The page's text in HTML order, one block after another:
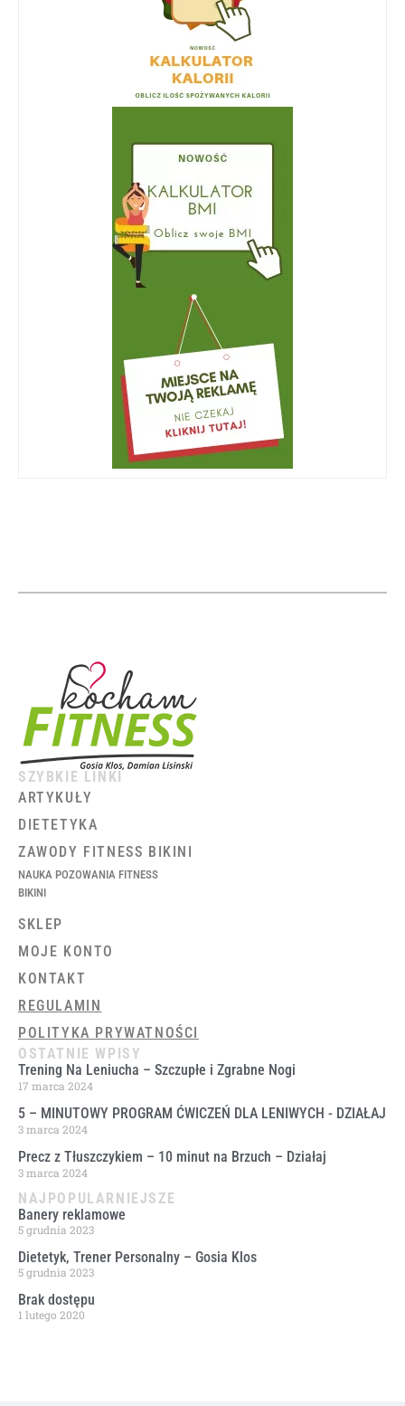
SZYBKIE LINKI
ARTYKUŁY
DIETETYKA
ZAWODY FITNESS BIKINI
NAUKA POZOWANIA FITNESS
BIKINI
SKLEP
MOJE KONTO
KONTAKT
REGULAMIN
POLITYKA PRYWATNOŚCI
OSTATNIE WPISY
Trening Na Leniucha – Szczupłe i Zgrabne Nogi
17 marca 2024
5 – MINUTOWY PROGRAM ĆWICZEŃ DLA LENIWYCH ​- DZIAŁAJ
3 marca 2024
Precz z Tłuszczykiem – 10 minut na Brzuch – Działaj
3 marca 2024
NAJPOPULARNIEJSZE
Banery reklamowe
5 grudnia 2023
Dietetyk, Trener Personalny – Gosia Klos
5 grudnia 2023
Brak dostępu
1 lutego 2020